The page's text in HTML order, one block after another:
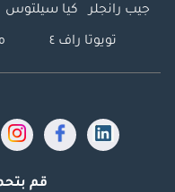
جيب رانجلر كيا سيلتوس
تويوتا راف ٤
قم